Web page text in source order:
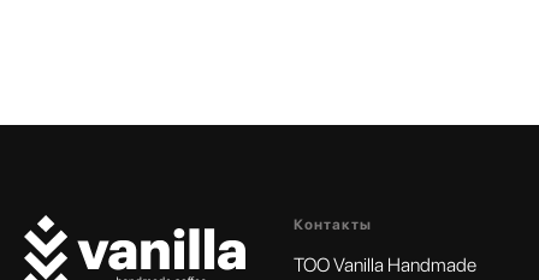
Контакты
TOO Vanilla Handmade